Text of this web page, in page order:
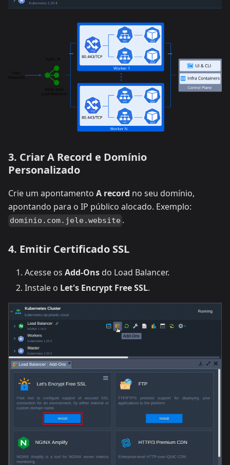
3. Criar A Record e Domínio
Personalizado
Crie um apontamento A record no seu domínio,
apontando para o IP público alocado. Exemplo:
dominio.com.jele.website .
4. Emitir Certificado SSL
Acesse os Add-Ons do Load Balancer.
Instale o Let's Encrypt Free SSL.